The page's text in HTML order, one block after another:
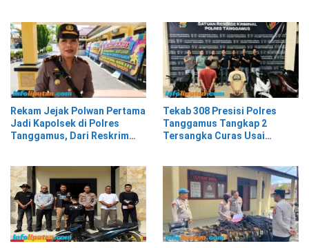
Rekam Jejak Polwan Pertama
Jadi Kapolsek di Polres
Tanggamus, Dari Reskrim
Tekab 308 Presisi Polres
Tanggamus Tangkap 2
Tersangka Curas Usai